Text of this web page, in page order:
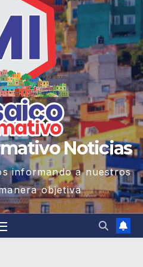
Noticias
informando a nuestros
objetiva